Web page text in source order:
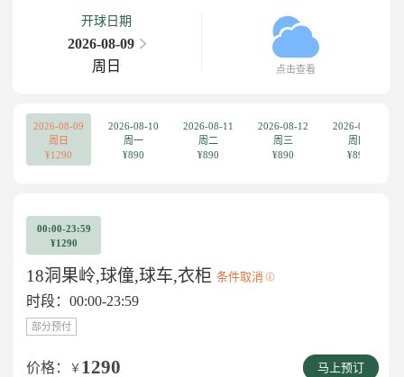
开球日期
2026-08-09
周日
点击查看
2026-08-09
周日
¥1290
2026-08-10
周一
¥890
2026-08-11
周二
¥890
2026-08-12
周三
¥890
2026-08-13
周四
¥890
00:00-23:59
¥1290
18洞果岭,球僮,球车,衣柜 条件取消
时段：00:00-23:59
部分预付
价格： ￥ 1290 马上预订